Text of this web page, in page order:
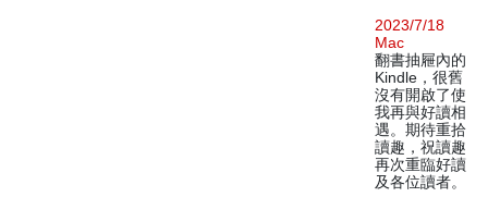
2023/7/18
Mac
翻書抽屜內的
Kindle，很舊
沒有開啟了使
我再與好讀相
遇。期待重拾
讀趣，祝讀趣
再次重臨好讀
及各位讀者。